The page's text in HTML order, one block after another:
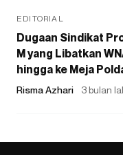
EDITORIAL
Dugaan Sindikat
M yang Libatkan
hingga ke Meja
Risma Azhari 3 bulan